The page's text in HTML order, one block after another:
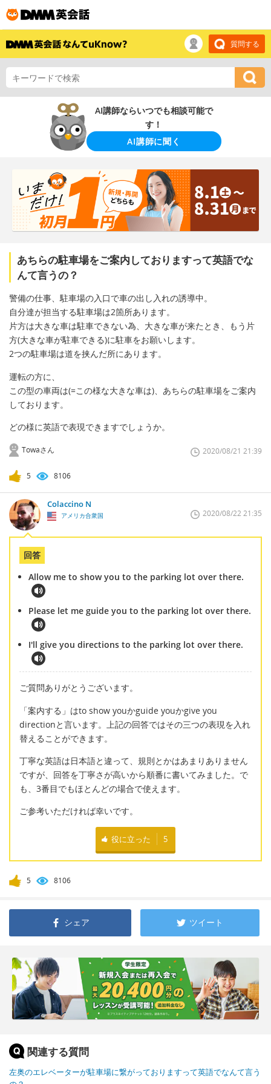
質問する
AI講師ならいつでも相談可能で
す！
AI講師に聞く
あちらの駐車場をご案内しておりますって英語でな
んて言うの？
警備の仕事、駐車場の入口で車の出し入れの誘導中。
自分達が担当する駐車場は2箇所あります。
片方は大きな車は駐車できない為、大きな車が来たとき、もう片
方(大きな車が駐車できる)に駐車をお願いします。
2つの駐車場は道を挟んだ所にあります。
運転の方に、
この型の車両は(=この様な大きな車は)、あちらの駐車場をご案内
しております。
どの様に英語で表現できますでしょうか。
Towaさん 2020/08/21 21:39
5 8106
Colaccino N
アメリカ合衆国 2020/08/22 21:35
回答
Allow me to show you to the parking lot over there.
Please let me guide you to the parking lot over there.
I'll give you directions to the parking lot over there.
ご質問ありがとうございます。
「案内する」はto show youかguide youかgive you
directionと言います。上記の回答ではその三つの表現を入れ
替えることができます。
丁寧な英語は日本語と違って、規則とかはあまりありません
ですが、回答を丁寧さが高いから順番に書いてみました。で
も、3番目でもほとんどの場合で使えます。
ご参考いただければ幸いです。
役に立った 5
5 8106
シェア ツイート
関連する質問
左奥のエレベーターが駐車場に繋がっておりますって英語でなんて言う